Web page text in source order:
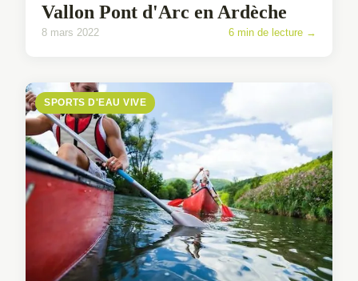
Vallon Pont d'Arc en Ardèche
8 mars 2022 6 min de lecture →
SPORTS D'EAU VIVE